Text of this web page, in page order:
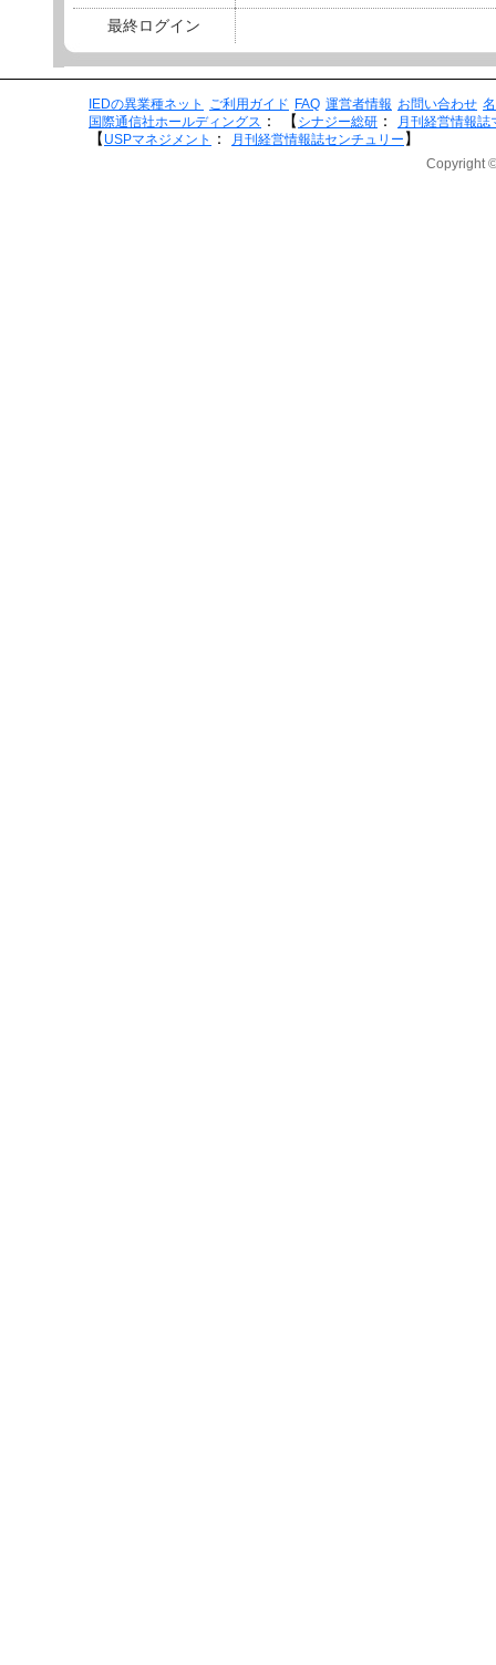
最終ログイン
IEDの異業種ネット ご利用ガイド FAQ 運営者情報 お問い合わせ
国際通信社ホールディングス ： 【 シナジー総研 ： 月刊経営情報誌
【 USPマネジメント ： 月刊経営情報誌センチュリー 】
Copyright